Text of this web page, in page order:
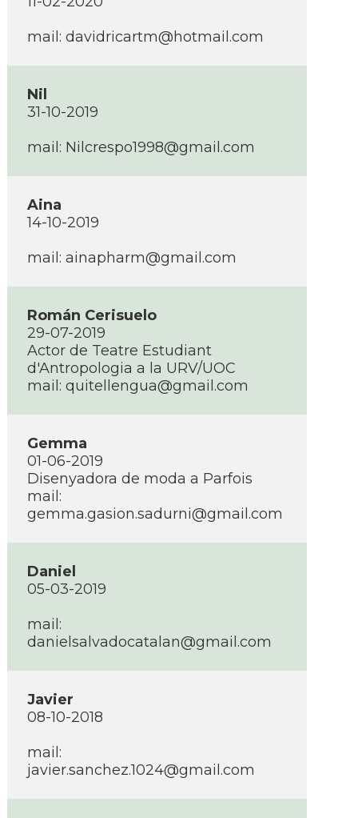
mail: davidricartm@hotmail.com
Nil
31-10-2019
mail: Nilcrespo1998@gmail.com
Aina
14-10-2019
mail: ainapharm@gmail.com
Román Cerisuelo
29-07-2019
Actor de Teatre Estudiant
d'Antropologia a la URV/UOC
mail: quitellengua@gmail.com
Gemma
01-06-2019
Disenyadora de moda a Parfois
mail:
gemma.gasion.sadurni@gmail.com
Daniel
05-03-2019
mail:
danielsalvadocatalan@gmail.com
Javier
08-10-2018
mail:
javier.sanchez.1024@gmail.com